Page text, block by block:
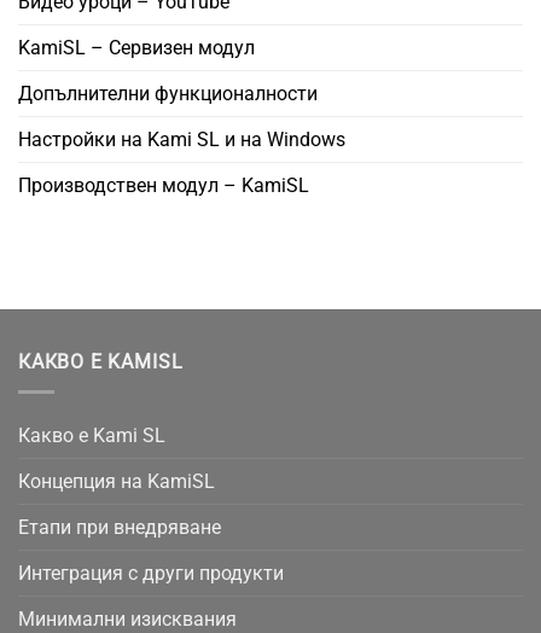
KamiSL – Сервизен модул
Допълнителни функционалности
Настройки на Kami SL и на Windows
Производствен модул – KamiSL
КАКВО Е KAMISL
Какво е Kami SL
Концепция на KamiSL
Етапи при внедряване
Интеграция с други продукти
Минимални изисквания